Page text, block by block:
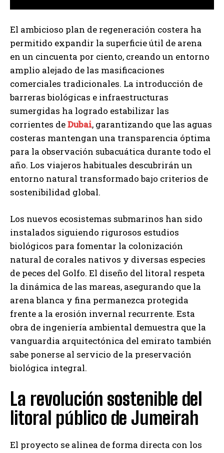
El ambicioso plan de regeneración costera ha
permitido expandir la superficie útil de arena
en un cincuenta por ciento, creando un entorno
amplio alejado de las masificaciones
comerciales tradicionales. La introducción de
barreras biológicas e infraestructuras
sumergidas ha logrado estabilizar las
corrientes deDubai, garantizando que las aguas
costeras mantengan una transparencia óptima
para la observación subacuática durante todo el
año. Los viajeros habituales descubrirán un
entorno natural transformado bajo criterios de
sostenibilidad global.
Los nuevos ecosistemas submarinos han sido
instalados siguiendo rigurosos estudios
biológicos para fomentar la colonización
natural de corales nativos y diversas especies
de peces del Golfo. El diseño del litoral respeta
la dinámica de las mareas, asegurando que la
arena blanca y fina permanezca protegida
frente a la erosión invernal recurrente. Esta
obra de ingeniería ambiental demuestra que la
vanguardia arquitectónica del emirato también
sabe ponerse al servicio de la preservación
biológica integral.
La revolución sostenible del
litoral público de Jumeirah
El proyecto se alinea de forma directa con los